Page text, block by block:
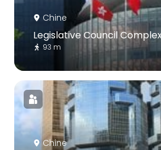
Chine
Legislative Council
93 m
Chine